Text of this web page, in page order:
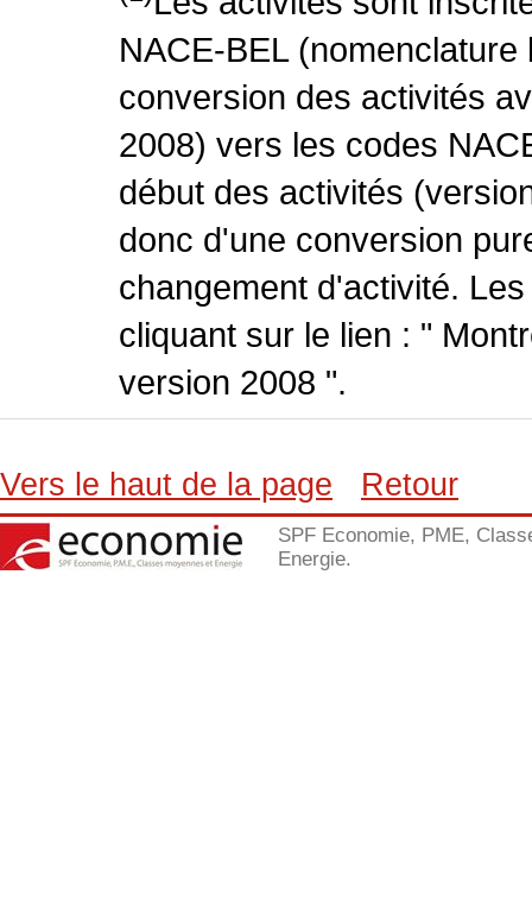
NACE-BEL
conversion des activités
2008) vers les codes
début des activités
donc d'une conversion
changement d'activité.
cliquant sur le lien : "
version 2008 ".
Vers le haut de la page Retour
SPF Economie, PME,
Energie.